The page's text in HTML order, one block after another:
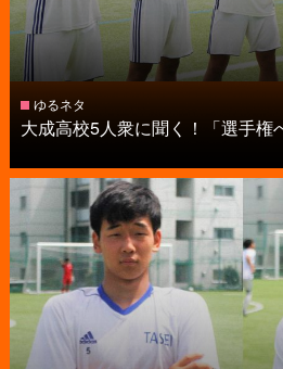
ゆるネタ
大成高校5人衆に聞く！「選手権